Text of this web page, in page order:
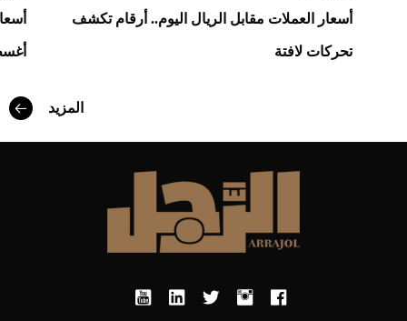
أسعار العملات مقابل الريال اليوم.. أرقام تكشف
تحركات لافتة
المزيد